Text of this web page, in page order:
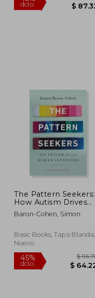
The Pattern Seekers:
How Autism Drives
Human Invention (en
Inglés)
Baron-Cohen, Simon
Basic Books, Tapa Blanda,
Nuevo